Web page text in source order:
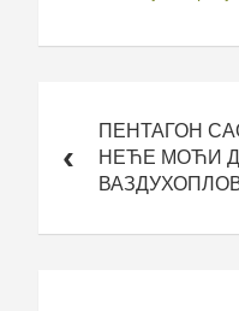
чланкаПЕНТАГОН
НЕЋЕ МОЋИ